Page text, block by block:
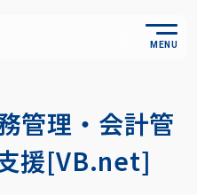
MENU
管理・会計管
援[VB.net]